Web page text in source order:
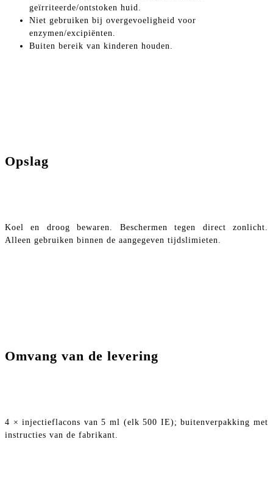
geïrriteerde/ontstoken huid.
Niet gebruiken bij overgevoeligheid voor
enzymen/excipiënten.
Buiten bereik van kinderen houden.
Opslag
Koel en droog bewaren. Beschermen tegen direct zonlicht.
Alleen gebruiken binnen de aangegeven tijdslimieten.
Omvang van de levering
4 × injectieflacons van 5 ml (elk 500 IE); buitenverpakking met
instructies van de fabrikant.